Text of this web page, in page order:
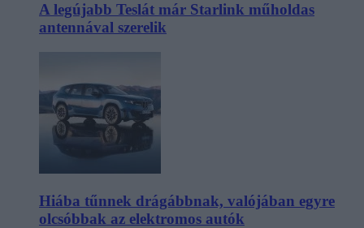
A legújabb Teslát már Starlink műholdas
antennával szerelik
Hiába tűnnek drágábbnak, valójában egyre
olcsóbbak az elektromos autók